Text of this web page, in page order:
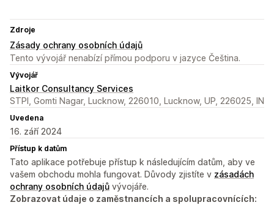
Zdroje
Zásady ochrany osobních údajů
Tento vývojář nenabízí přímou podporu v jazyce Čeština.
Vývojář
Laitkor Consultancy Services
STPI, Gomti Nagar, Lucknow, 226010, Lucknow, UP, 226025, IN
Uvedena
16. září 2024
Přístup k datům
Tato aplikace potřebuje přístup k následujícím datům, aby ve
vašem obchodu mohla fungovat. Důvody zjistíte v zásadách
ochrany osobních údajů vývojáře.
Zobrazovat údaje o zaměstnancích a spolupracovnících: